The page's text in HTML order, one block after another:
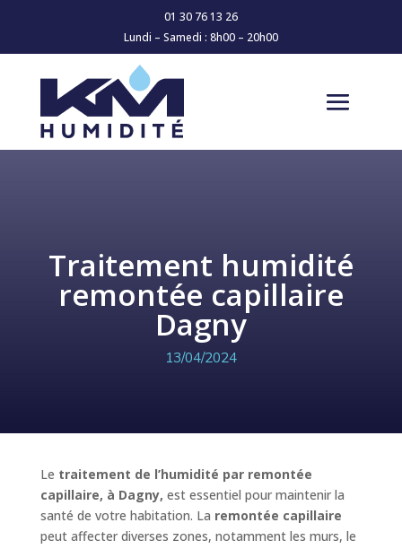
01 30 76 13 26
Lundi – Samedi : 8h00 – 20h00
Traitement humidité
remontée capillaire
Dagny
13/04/2024
Le traitement de l’humidité par remontée
capillaire, à Dagny, est essentiel pour maintenir la
santé de votre habitation. La remontée capillaire
peut affecter diverses zones, notamment les murs, le